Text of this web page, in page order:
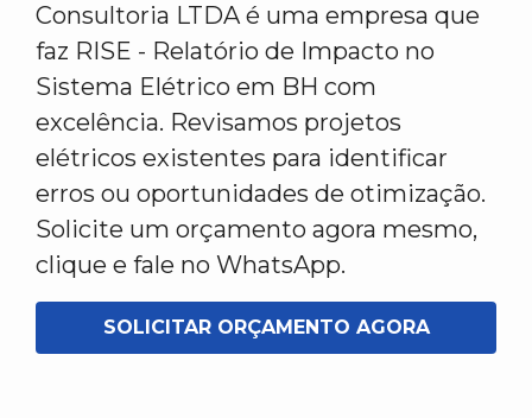
Consultoria LTDA é uma empresa que
faz RISE - Relatório de Impacto no
Sistema Elétrico em BH com
excelência. Revisamos projetos
elétricos existentes para identificar
erros ou oportunidades de otimização.
Solicite um orçamento agora mesmo,
clique e fale no WhatsApp.
SOLICITAR ORÇAMENTO AGORA